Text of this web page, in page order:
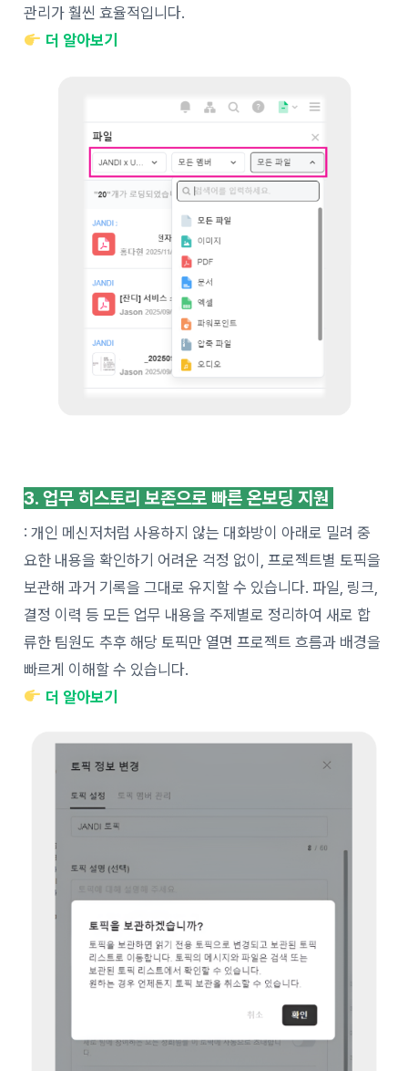
관리가 훨씬 효율적입니다.
더 알아보기
3. 업무 히스토리 보존으로 빠른 온보딩 지원
: 개인 메신저처럼 사용하지 않는 대화방이 아래로 밀려 중
요한 내용을 확인하기 어려운 걱정 없이, 프로젝트별 토픽을
보관해 과거 기록을 그대로 유지할 수 있습니다. 파일, 링크,
결정 이력 등 모든 업무 내용을 주제별로 정리하여 새로 합
류한 팀원도 추후 해당 토픽만 열면 프로젝트 흐름과 배경을
빠르게 이해할 수 있습니다.
더 알아보기